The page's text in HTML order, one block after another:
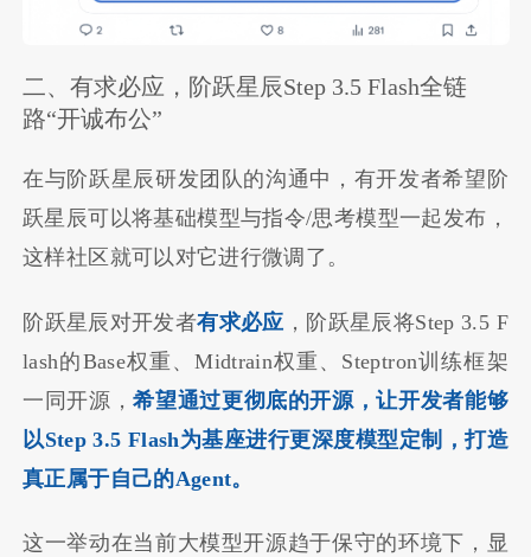
二、有求必应，阶跃星辰Step 3.5 Flash全链
路“开诚布公”
在与阶跃星辰研发团队的沟通中，有开发者希望阶
跃星辰可以将基础模型与指令/思考模型一起发布，
这样社区就可以对它进行微调了。
阶跃星辰对开发者有求必应 ，阶跃星辰将Step 3.5 F
lash的Base权重、Midtrain权重、Steptron训练框架
一同开源，希望通过更彻底的开源，让开发者能够
以Step 3.5 Flash为基座进行更深度模型定制，打造
真正属于自己的Agent。
这一举动在当前大模型开源趋于保守的环境下，显